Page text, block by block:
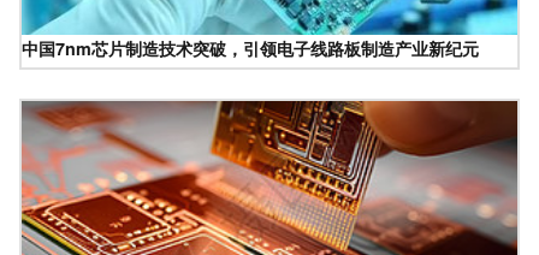
中国7nm芯片制造技术突破，引领电子线路板制造产业新纪元